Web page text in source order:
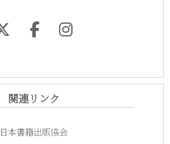
関連リンク
日本書籍出版協会